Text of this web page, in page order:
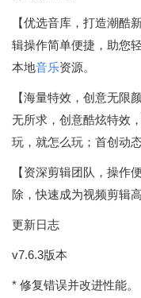
【优选音库，打造潮酷
辑操作简单便捷，助您
本地音乐资源。
【海量特效，创意无限
无所求，创意酷炫特效
玩，就怎么玩；首创动
【资深剪辑团队，操作
除，快速成为视频剪辑高
更新日志
v7.6.3版本
* 修复错误并改进性能。